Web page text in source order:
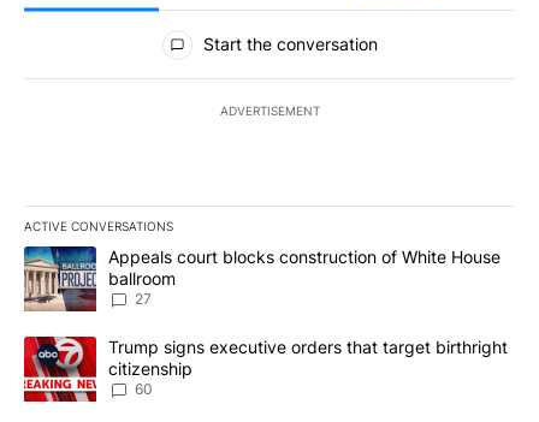
All Comments
Start the conversation
ADVERTISEMENT
ACTIVE CONVERSATIONS
The following is a list of the most commented articles in the last
A trending article titled "Appeals court blocks construction of
Appeals court blocks construction of White House
ballroom
27
A trending article titled "Trump signs executive orders that
Trump signs executive orders that target birthright
citizenship
60